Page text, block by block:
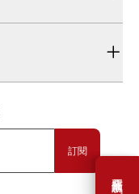
需要幫助嗎？
訂閱